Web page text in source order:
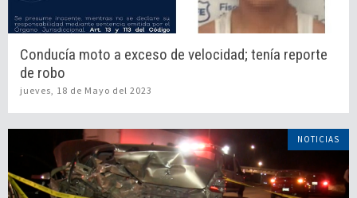
Conducía moto a exceso de velocidad; tenía reporte
de robo
jueves, 18 de Mayo del 2023
NOTICIAS